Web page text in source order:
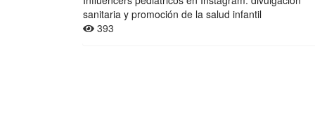
sanitaria y promoción de la salud infantil
393